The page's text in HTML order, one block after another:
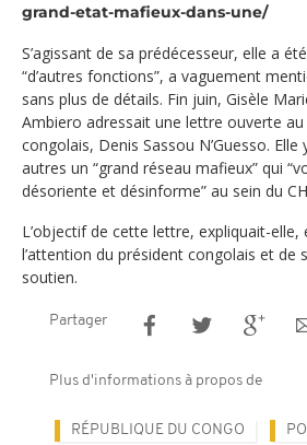
grand-etat-mafieux-dans-une/
S’agissant de sa prédécesseur, elle a
“d’autres fonctions”, a vaguement
sans plus de détails. Fin juin, Gisèle
Ambiero adressait une lettre ouverte au
congolais, Denis Sassou N’Guesso. Elle
autres un “grand réseau mafieux” qui
désoriente et désinforme” au sein du
L’objectif de cette lettre, expliquait-elle,
l’attention du président congolais et de
soutien.
Partager
Plus d'informations à propos de
RÉPUBLIQUE DU CONGO